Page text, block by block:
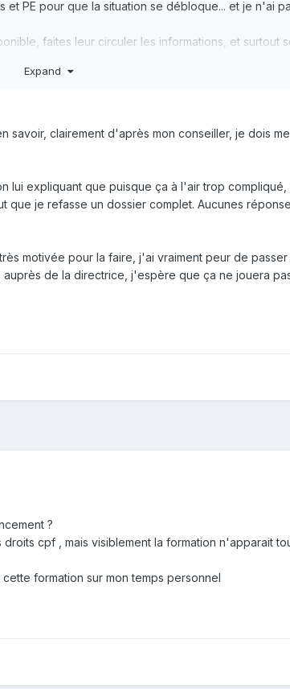
et PE pour que la situation se débloque... et je n'ai
faites leur circuler les informations, et surtout
le détour
Expand
savoir, clairement d'après mon conseiller, je dois me
lui expliquant que puisque ça à l'air trop compliqué,
que je refasse un dossier complet. Aucunes
motivée pour la faire, j'ai vraiment peur de
de la directrice, j'espère que ça ne jouera
?
cpf , mais visiblement la formation n'apparait
formation sur mon temps personnel